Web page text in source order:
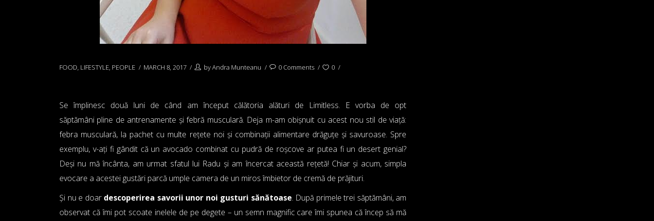
FOOD, LIFESTYLE, PEOPLE MARCH 8, 2017 byAndra Munteanu 0 Comments 0
Se împlinesc două luni de când am început călătoria alături de Limitless. E vorba de opt
săptămâni pline de antrenamente și febră musculară. Deja m-am obișnuit cu acest nou stil de viață:
febra musculară, la pachet cu multe rețete noi și combinații alimentare drăguțe și savuroase. Spre
exemplu, v-ați fi gândit că un avocado combinat cu pudră de roșcove ar putea fi un desert genial?
Deși nu mă încânta, am urmat sfatul lui Radu și am încercat această rețetă! Chiar și acum, simpla
evocare a acestei gustări parcă umple camera de un miros îmbietor de cremă de prăjituri.
Și nu e doar descoperirea savorii unor noi gusturi sănătoase. După primele trei săptămâni, am
observat că îmi pot scoate inelele de pe degete – un semn magnific care îmi spunea că încep să mă